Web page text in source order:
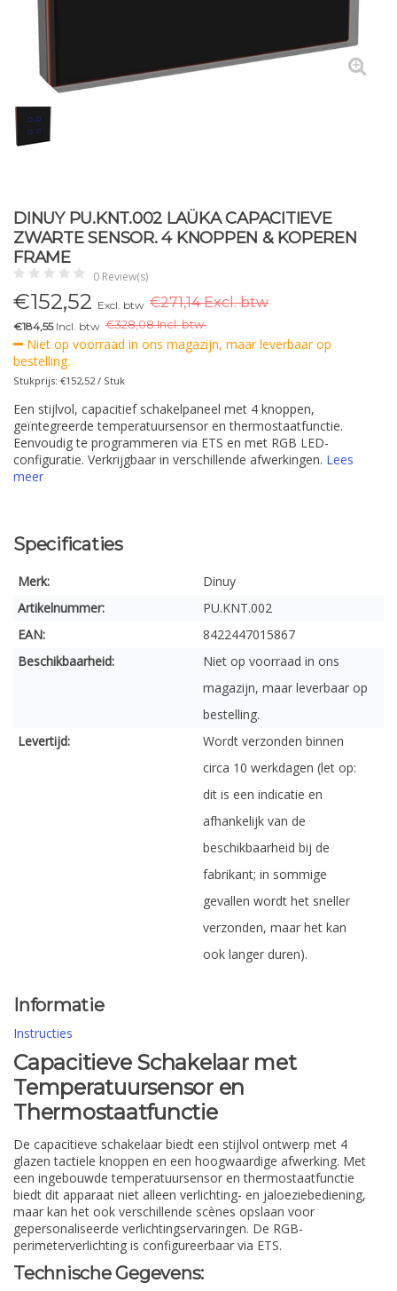
DINUY PU.KNT.002 LAÜKA CAPACITIEVE
ZWARTE SENSOR. 4 KNOPPEN & KOPEREN
FRAME
0 Review(s)
€152,52 Excl. btw €271,14 Excl. btw
€184,55Incl. btw €328,08 Incl. btw.
Niet op voorraad in ons magazijn, maar leverbaar op
bestelling.
Stukprijs: €152,52 / Stuk
Een stijlvol, capacitief schakelpaneel met 4 knoppen,
geïntegreerde temperatuursensor en thermostaatfunctie.
Eenvoudig te programmeren via ETS en met RGB LED-
configuratie. Verkrijgbaar in verschillende afwerkingen. Lees
meer
Specificaties
Merk:
Dinuy
Artikelnummer:
PU.KNT.002
EAN:
8422447015867
Beschikbaarheid:
Niet op voorraad in ons
magazijn, maar leverbaar op
bestelling.
Levertijd:
Wordt verzonden binnen
circa 10 werkdagen (let op:
dit is een indicatie en
afhankelijk van de
beschikbaarheid bij de
fabrikant; in sommige
gevallen wordt het sneller
verzonden, maar het kan
ook langer duren).
Informatie
Instructies
Capacitieve Schakelaar met
Temperatuursensor en
Thermostaatfunctie
De capacitieve schakelaar biedt een stijlvol ontwerp met 4
glazen tactiele knoppen en een hoogwaardige afwerking. Met
een ingebouwde temperatuursensor en thermostaatfunctie
biedt dit apparaat niet alleen verlichting- en jaloeziebediening,
maar kan het ook verschillende scènes opslaan voor
gepersonaliseerde verlichtingservaringen. De RGB-
perimeterverlichting is configureerbaar via ETS.
Technische Gegevens: